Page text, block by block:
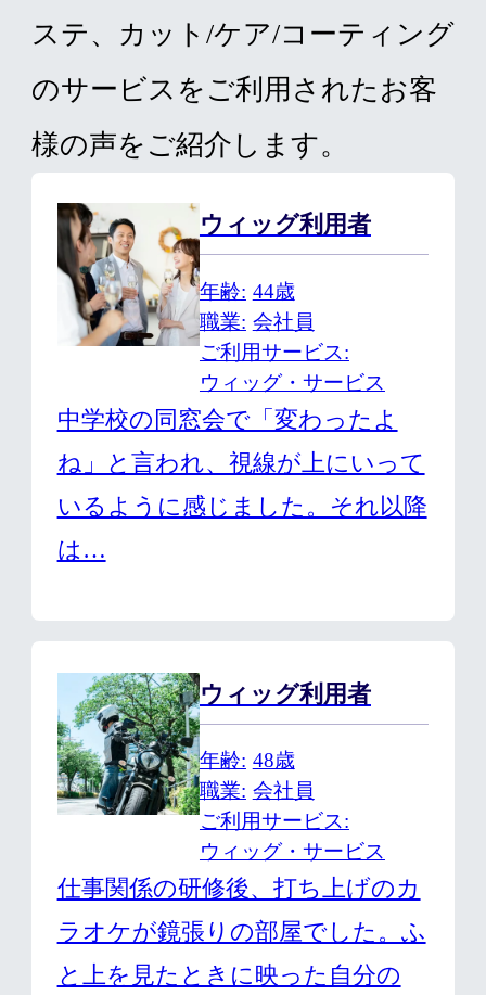
ステ、カット/ケア/コーティング
のサービスをご利用されたお客
様の声をご紹介します。
ウィッグ利用者
年齢 44歳
職業 会社員
ご利用サービス
ウィッグ・サービス
中学校の同窓会で「変わったよ
ね」と言われ、視線が上にいって
いるように感じました。それ以降
は…
ウィッグ利用者
年齢 48歳
職業 会社員
ご利用サービス
ウィッグ・サービス
仕事関係の研修後、打ち上げのカ
ラオケが鏡張りの部屋でした。ふ
と上を見たときに映った自分の